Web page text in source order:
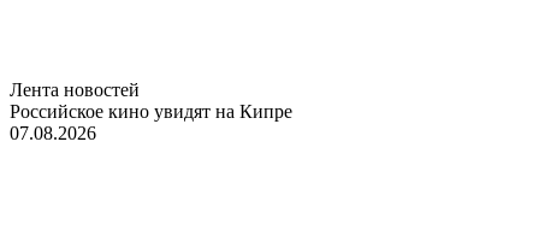
Лента новостей
Российское кино увидят на Кипре
07.08.2026